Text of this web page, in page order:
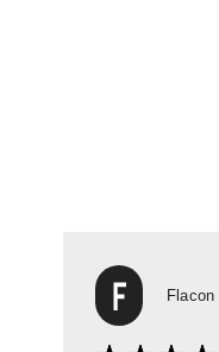
Flacon